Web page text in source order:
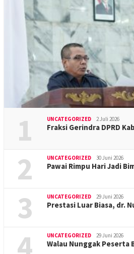
1 UNCATEGORIZED 2 Juli 2026
Fraksi Gerindra DPRD
2 UNCATEGORIZED 30 Juni 2026
Pawai Rimpu Hari Jadi
3 UNCATEGORIZED 29 Juni 2026
Prestasi Luar Biasa, dr.
4 UNCATEGORIZED 29 Juni 2026
Walau Nunggak Peserta